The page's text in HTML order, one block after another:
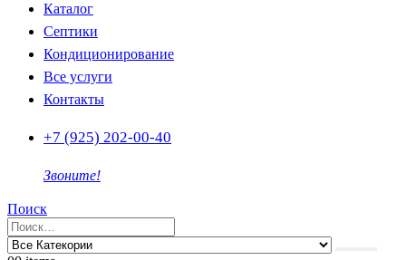
Каталог
Септики
Кондиционирование
Все услуги
Контакты
+7 (925) 202-00-40
Звоните!
Поиск